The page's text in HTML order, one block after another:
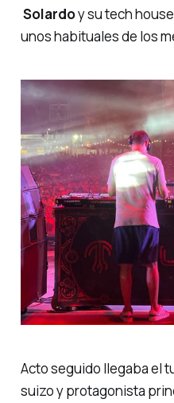
Solardoy sutech house
unos habituales de los
Acto seguido llegaba el
suizo y protagonista